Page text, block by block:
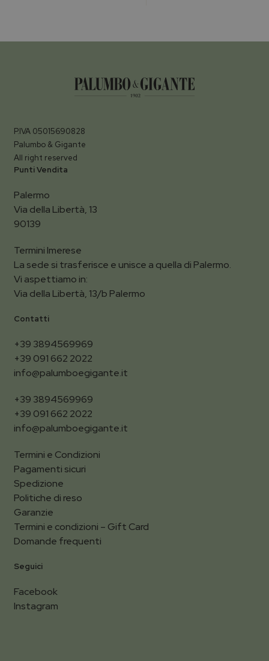
P.IVA 05015690828
Palumbo & Gigante
All right reserved
Punti Vendita
Palermo
Via della Libertà, 13
90139
Termini Imerese
La sede si trasferisce e unisce a quella di Palermo.
Vi aspettiamo in:
Via della Libertà, 13/b Palermo
Contatti
+39 3894569969
+39 091 662 2022
info@palumboegigante.it
+39 3894569969
+39 091 662 2022
info@palumboegigante.it
Termini e Condizioni
Pagamenti sicuri
Spedizione
Politiche di reso
Garanzie
Termini e condizioni – Gift Card
Domande frequenti
Seguici
Facebook
Instagram